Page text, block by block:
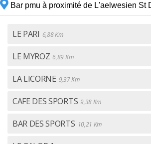
Bar pmu à proximité de L'aelwesien St
LE PARI 6,88 Km
LE MYROZ 6,89 Km
LA LICORNE 9,37 Km
CAFE DES SPORTS 9,38 Km
BAR DES SPORTS 10,21 Km